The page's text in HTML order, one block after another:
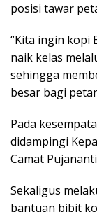
posisi tawar
“Kita ingin kopi
naik kelas
sehingga
besar bagi
Pada
didampingi
Camat
Sekaligus
bantuan bibit